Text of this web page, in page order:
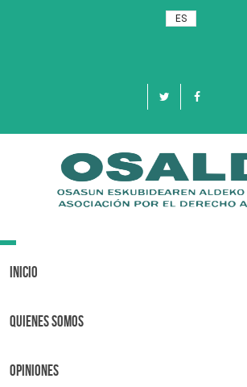
ES
Toggle
Inicio
Quienes Somos
OPINIONES